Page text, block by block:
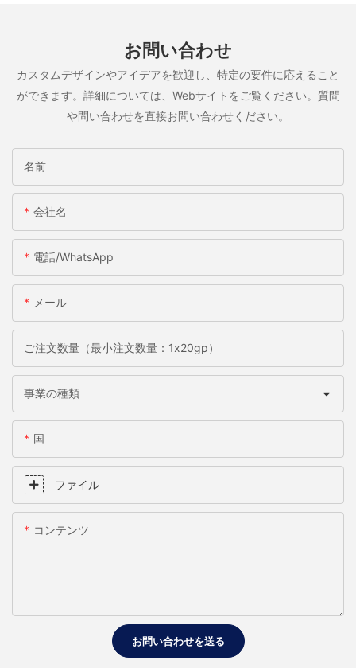
お問い合わせ
カスタムデザインやアイデアを歓迎し、特定の要件に応えること
ができます。詳細については、Webサイトをご覧ください。質問
や問い合わせを直接お問い合わせください。
名前
会社名
電話/WhatsApp
メール
ご注文数量（最小注文数量：1x20gp）
事業の種類
国
ファイル
コンテンツ
お問い合わせを送る